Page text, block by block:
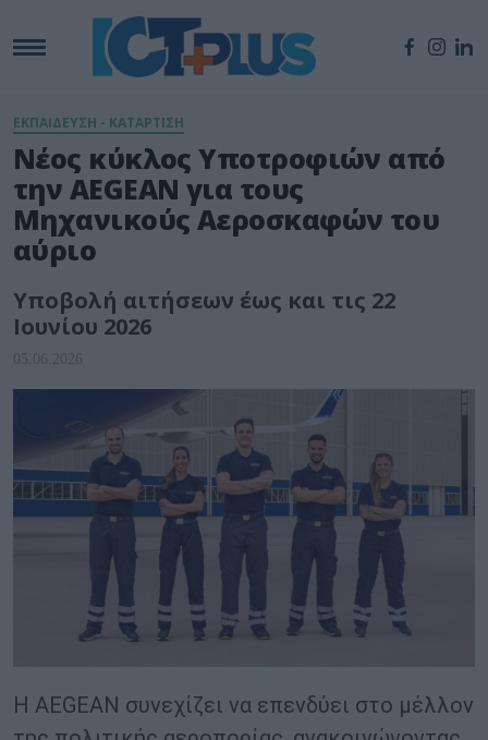
ΕΚΠΑΙΔΕΥΣΗ - ΚΑΤΑΡΤΙΣΗ
Νέος κύκλος Υποτροφιών από
την AEGEAN για τους
Μηχανικούς Αεροσκαφών του
αύριο
Υποβολή αιτήσεων έως και τις 22
Ιουνίου 2026
05.06.2026
Η AEGEAN συνεχίζει να επενδύει στο μέλλον